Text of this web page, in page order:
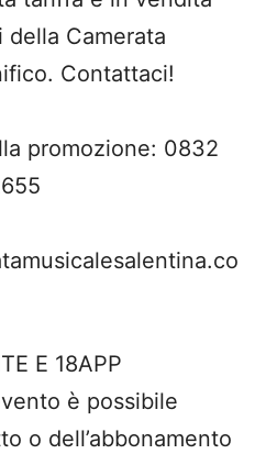
Camerata
Contattaci!
promozione: 0832
E 18APP
è possibile
o dell’abbonamento